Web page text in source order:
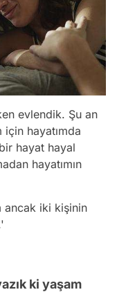
evlendik. Şu an
için hayatımda
hayat hayal
hayatımın
ancak iki kişinin
ki yaşam